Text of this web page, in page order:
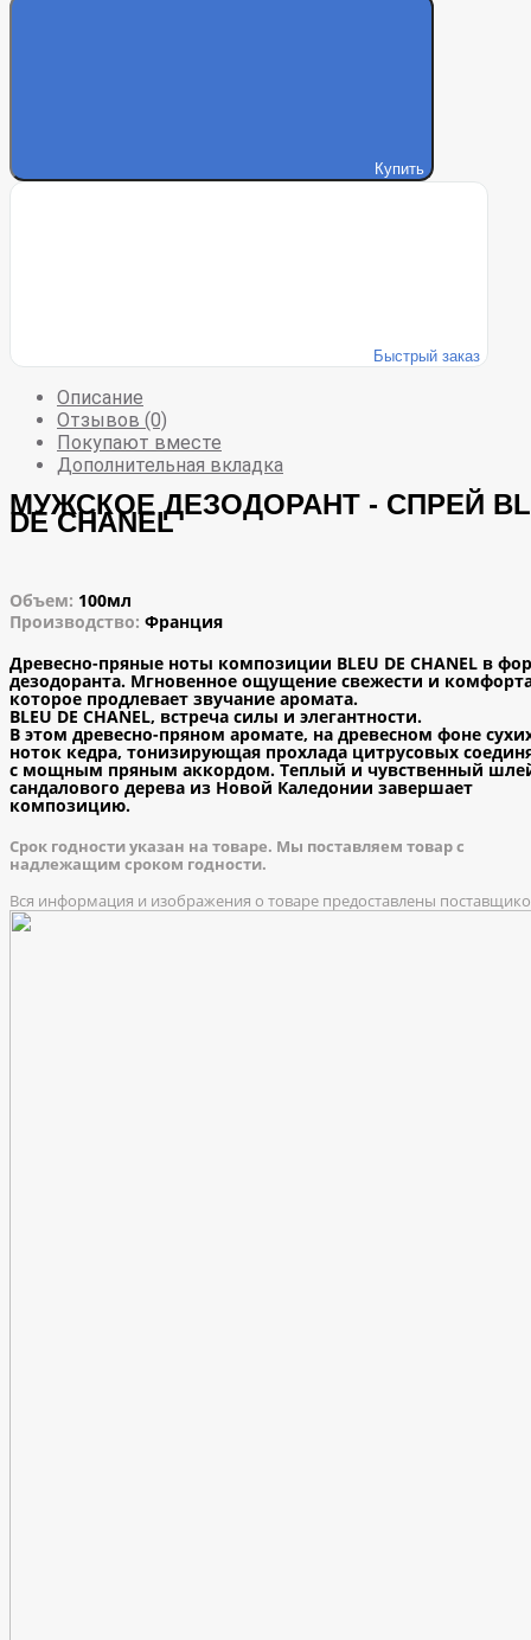
Купить
Быстрый заказ
Описание
Отзывов (0)
Покупают вместе
Дополнительная вкладка
МУЖСКОЕ ДЕЗОДОРАНТ - СПРЕЙ
DE CHANEL
Объем: 100мл
Производство: Франция
Древесно-пряные ноты композиции BLEU DE CHANEL в
дезодоранта. Мгновенное ощущение свежести и
которое продлевает звучание аромата.
BLEU DE CHANEL, встреча силы и элегантности.
В этом древесно-пряном аромате, на древесном фоне
ноток кедра, тонизирующая прохлада цитрусовых
с мощным пряным аккордом. Теплый и чувственный
сандалового дерева из Новой Каледонии завершает
композицию.
Срок годности указан на товаре. Мы поставляем товар с
надлежащим сроком годности.
Вся информация и изображения о товаре предоставлены